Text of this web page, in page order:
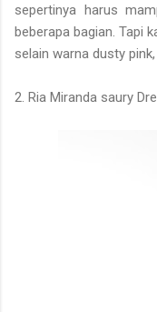
sepertinya harus
beberapa bagian. Tapi
selain warna dusty
2. Ria Miranda saury